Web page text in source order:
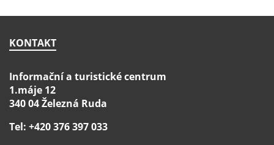
KONTAKT
Informační a turistické centrum
1.máje 12
340 04 Železná Ruda
Tel: +420 376 397 033